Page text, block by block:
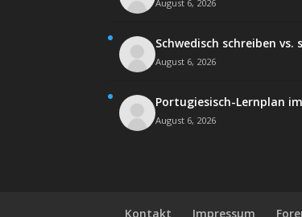
August 6, 2026
Schwedisch schreiben
August 6, 2026
Portugiesisch-Lernplan
August 6, 2026
Kontakt Impressum